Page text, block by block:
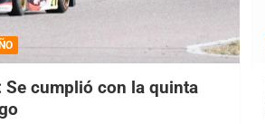
Se cumplió con la quinta